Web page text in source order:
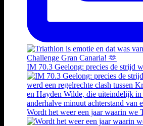
IM 70.3 Geelong: precies de strijd
Wordt het weer een jaar waarin we